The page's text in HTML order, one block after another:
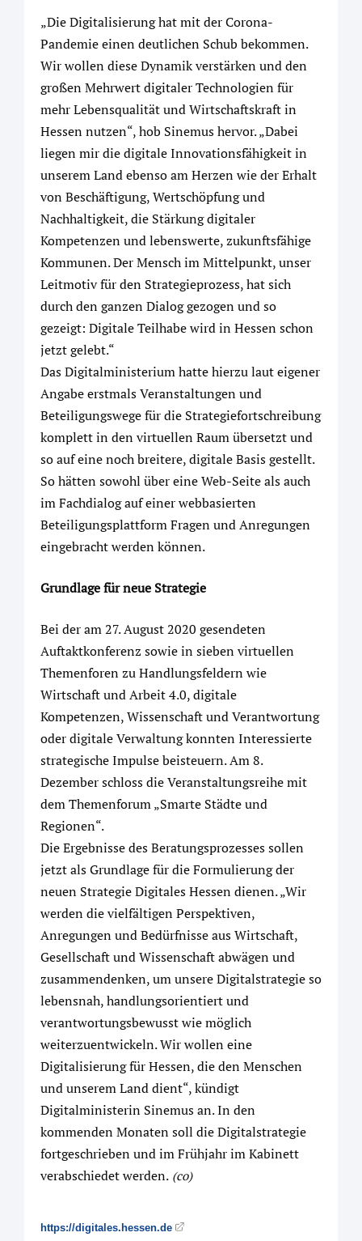
„Die Digitalisierung hat mit der Corona-
Pandemie einen deutlichen Schub bekommen.
Wir wollen diese Dynamik verstärken und den
großen Mehrwert digitaler Technologien für
mehr Lebensqualität und Wirtschaftskraft in
Hessen nutzen“, hob Sinemus hervor. „Dabei
liegen mir die digitale Innovationsfähigkeit in
unserem Land ebenso am Herzen wie der Erhalt
von Beschäftigung, Wertschöpfung und
Nachhaltigkeit, die Stärkung digitaler
Kompetenzen und lebenswerte, zukunftsfähige
Kommunen. Der Mensch im Mittelpunkt, unser
Leitmotiv für den Strategieprozess, hat sich
durch den ganzen Dialog gezogen und so
gezeigt: Digitale Teilhabe wird in Hessen schon
jetzt gelebt.“
Das Digitalministerium hatte hierzu laut eigener
Angabe erstmals Veranstaltungen und
Beteiligungswege für die Strategiefortschreibung
komplett in den virtuellen Raum übersetzt und
so auf eine noch breitere, digitale Basis gestellt.
So hätten sowohl über eine Web-Seite als auch
im Fachdialog auf einer webbasierten
Beteiligungsplattform Fragen und Anregungen
eingebracht werden können.
Grundlage für neue Strategie
Bei der am 27. August 2020 gesendeten
Auftaktkonferenz sowie in sieben virtuellen
Themenforen zu Handlungsfeldern wie
Wirtschaft und Arbeit 4.0, digitale
Kompetenzen, Wissenschaft und Verantwortung
oder digitale Verwaltung konnten Interessierte
strategische Impulse beisteuern. Am 8.
Dezember schloss die Veranstaltungsreihe mit
dem Themenforum „Smarte Städte und
Regionen“.
Die Ergebnisse des Beratungsprozesses sollen
jetzt als Grundlage für die Formulierung der
neuen Strategie Digitales Hessen dienen. „Wir
werden die vielfältigen Perspektiven,
Anregungen und Bedürfnisse aus Wirtschaft,
Gesellschaft und Wissenschaft abwägen und
zusammendenken, um unsere Digitalstrategie so
lebensnah, handlungsorientiert und
verantwortungsbewusst wie möglich
weiterzuentwickeln. Wir wollen eine
Digitalisierung für Hessen, die den Menschen
und unserem Land dient“, kündigt
Digitalministerin Sinemus an. In den
kommenden Monaten soll die Digitalstrategie
fortgeschrieben und im Frühjahr im Kabinett
verabschiedet werden. (co)
https://digitales.hessen.de